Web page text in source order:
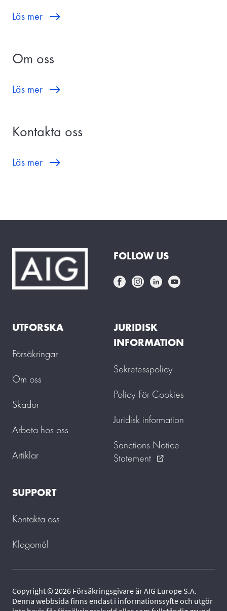
Läs mer
Om oss
Läs mer
Kontakta oss
Läs mer
FOLLOW US
UTFORSKA
Försäkringar
Om oss
Skador
Arbeta hos oss
Artiklar
JURIDISK
INFORMATION
Sekretesspolicy
Policy För Cookies
Juridisk information
Sanctions Notice
Statement
external_link
SUPPORT
Kontakta oss
Klagomål
Copyright © 2026 Försäkringsgivare är AIG Europe S.A.
Denna webbsida finns endast i informationssyfte och utgör